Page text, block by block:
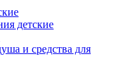
детские
и средства для